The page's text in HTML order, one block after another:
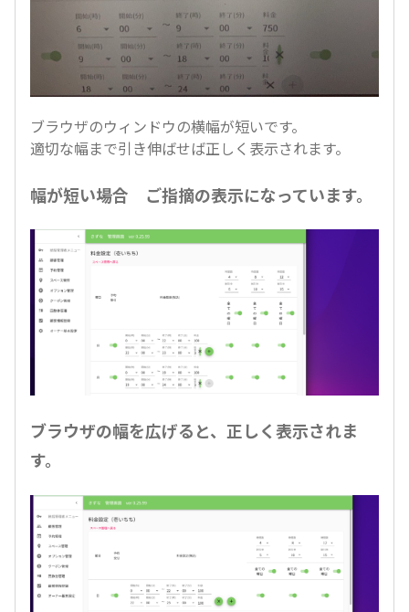
ブラウザのウィンドウの横幅が短いです。
適切な幅まで引き伸ばせば正しく表示されます。
幅が短い場合 ご指摘の表示になっています。
ブラウザの幅を広げると、正しく表示されま
す。